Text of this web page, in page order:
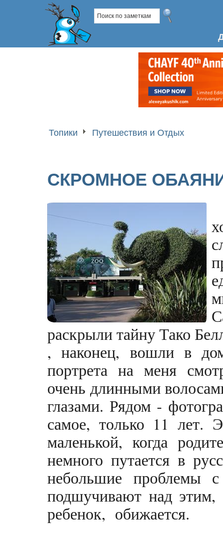
Топики Путешествия и Отдых
СКРОМНОЕ
раскрыли тайну Тако
, наконец, вошли в
портрета на меня
очень длинными
глазами. Рядом -
самое, только 11 лет.
маленькой, когда
немного путается в
небольшие проблемы
подшучивают над
ребенок, обижается.